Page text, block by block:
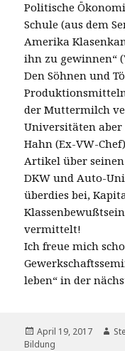
Politische
Schule (aus dem
Amerika
ihn zu gewinnen“
Den Söhnen und
der Muttermilch
Universitäten aber
Hahn (Ex-VW-
Artikel über
DKW und Auto-
überdies bei,
vermittelt!
Ich freue mich
leben“ in der
Veröffentlicht
am
April 19, 2017
Bildung